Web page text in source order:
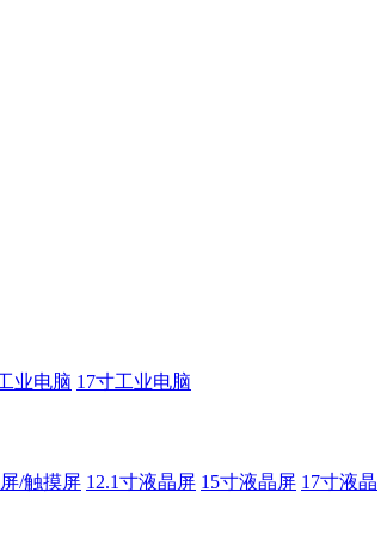
业电脑 17寸工业电脑
/触摸屏 12.1寸液晶屏 15寸液晶屏 17寸液晶